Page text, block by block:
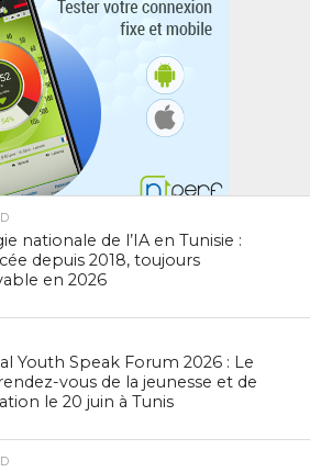
nationale de l’IA en Tunisie :
depuis 2018, toujours
en 2026
Youth Speak Forum 2026 : Le
vous de la jeunesse et de
le 20 juin à Tunis